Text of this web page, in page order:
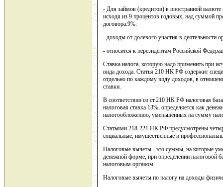
- Для займов (кредитов) в иностранной
исходя из 9 процентов годовых, над суммой
договора.9%:
- доходы от долевого участия в деятельности
- относится к нерезидентам Российской
Ставка налога, которую надо применить при
вида дохода. Статья 210 НК РФ содержит
отдельно по каждому виду доходов, в
ставки.
В соответствии со ст.210 НК РФ налоговая
налоговая ставка 13%, определяется как
налогообложению, уменьшенных на сумму
Статьями 218-221 НК РФ предусмотрены
социальные, имущественные и
Налоговые вычеты - это суммы, на которые
денежной форме, при определении налоговой
налоговым органом.
Налоговые вычеты по налогу на доходы